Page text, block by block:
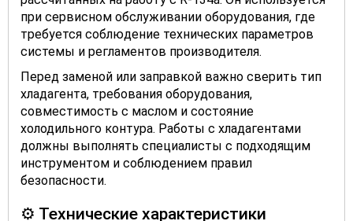
при сервисном обслуживании оборудования, где
требуется соблюдение технических параметров
системы и регламентов производителя.
Перед заменой или заправкой важно сверить тип
хладагента, требования оборудования,
совместимость с маслом и состояние
холодильного контура. Работы с хладагентами
должны выполнять специалисты с подходящим
инструментом и соблюдением правил
безопасности.
⚙️ Технические характеристики